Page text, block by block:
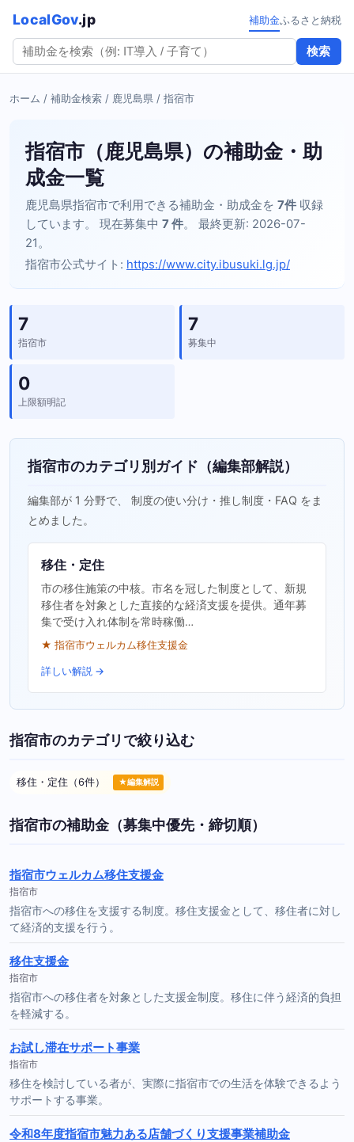
LocalGov.jp
検索
補助金ふるさと納税
ホーム / 補助金検索 / 鹿児島県 / 指宿市
指宿市（鹿児島県）の補助金・助
成金一覧
鹿児島県指宿市で利用できる補助金・助成金を 7件 収録
しています。 現在募集中 7 件。 最終更新: 2026-07-
21。
指宿市公式サイト: https://www.city.ibusuki.lg.jp/
7
指宿市
7
募集中
0
上限額明記
指宿市のカテゴリ別ガイド（編集部解説）
編集部が 1 分野で、 制度の使い分け・推し制度・FAQ をま
とめました。
移住・定住
市の移住施策の中核。市名を冠した制度として、新規
移住者を対象とした直接的な経済支援を提供。通年募
集で受け入れ体制を常時稼働…
★ 指宿市ウェルカム移住支援金
詳しい解説 →
指宿市のカテゴリで絞り込む
移住・定住（6件） ★編集解説
指宿市の補助金（募集中優先・締切順）
指宿市ウェルカム移住支援金
指宿市
指宿市への移住を支援する制度。移住支援金として、移住者に対し
て経済的支援を行う。
移住支援金
指宿市
指宿市への移住者を対象とした支援金制度。移住に伴う経済的負担
を軽減する。
お試し滞在サポート事業
指宿市
移住を検討している者が、実際に指宿市での生活を体験できるよう
サポートする事業。
令和8年度指宿市魅力ある店舗づくり支援事業補助金